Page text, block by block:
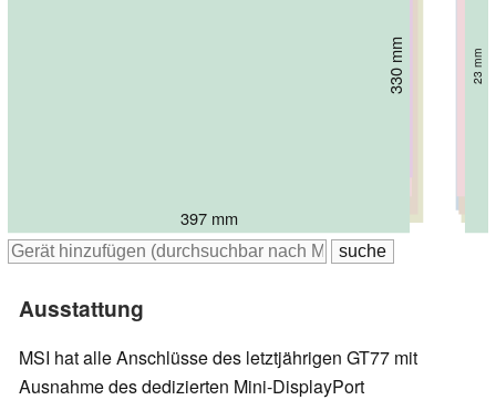
319.9 mm 26.7 mm
307.5 mm 32.1 mm
311.6 mm 29.15 mm
294 mm 31 mm
275.4 mm 21.9 mm
397 mm
330 mm 23 mm
Ausstattung
MSI hat alle Anschlüsse des letztjährigen GT77 mit
Ausnahme des dedizierten Mini-DisplayPort